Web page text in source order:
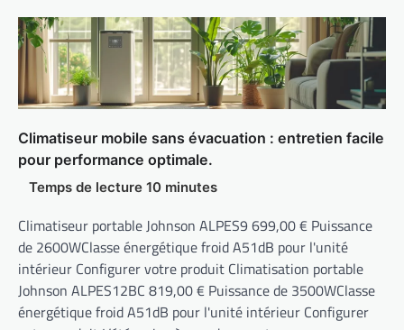
Climatiseur mobile sans évacuation : entretien facile
pour performance optimale.
Climatiseur portable Johnson ALPES9 699,00 € Puissance
de 2600WClasse énergétique froid A51dB pour l'unité
intérieur Configurer votre produit Climatisation portable
Johnson ALPES12BC 819,00 € Puissance de 3500WClasse
énergétique froid A51dB pour l'unité intérieur Configurer